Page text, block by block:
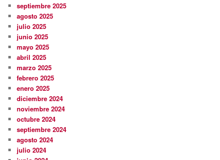
septiembre 2025
agosto 2025
julio 2025
junio 2025
mayo 2025
abril 2025
marzo 2025
febrero 2025
enero 2025
diciembre 2024
noviembre 2024
octubre 2024
septiembre 2024
agosto 2024
julio 2024